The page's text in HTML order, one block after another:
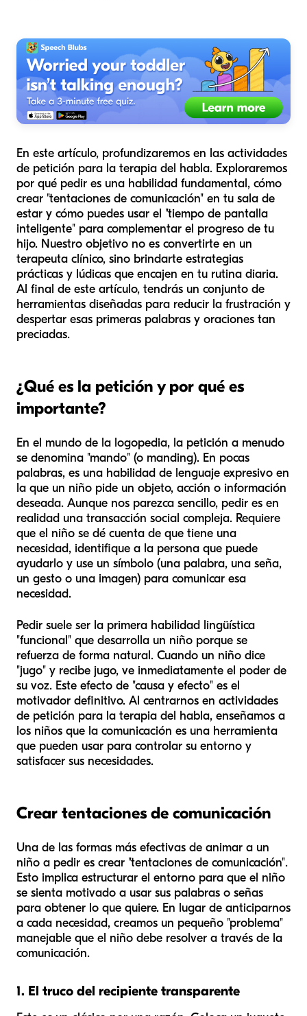
En este artículo, profundizaremos en las actividades
de petición para la terapia del habla. Exploraremos
por qué pedir es una habilidad fundamental, cómo
crear "tentaciones de comunicación" en tu sala de
estar y cómo puedes usar el "tiempo de pantalla
inteligente" para complementar el progreso de tu
hijo. Nuestro objetivo no es convertirte en un
terapeuta clínico, sino brindarte estrategias
prácticas y lúdicas que encajen en tu rutina diaria.
Al final de este artículo, tendrás un conjunto de
herramientas diseñadas para reducir la frustración y
despertar esas primeras palabras y oraciones tan
preciadas.
¿Qué es la petición y por qué es
importante?
En el mundo de la logopedia, la petición a menudo
se denomina "mando" (o manding). En pocas
palabras, es una habilidad de lenguaje expresivo en
la que un niño pide un objeto, acción o información
deseada. Aunque nos parezca sencillo, pedir es en
realidad una transacción social compleja. Requiere
que el niño se dé cuenta de que tiene una
necesidad, identifique a la persona que puede
ayudarlo y use un símbolo (una palabra, una seña,
un gesto o una imagen) para comunicar esa
necesidad.
Pedir suele ser la primera habilidad lingüística
"funcional" que desarrolla un niño porque se
refuerza de forma natural. Cuando un niño dice
"jugo" y recibe jugo, ve inmediatamente el poder de
su voz. Este efecto de "causa y efecto" es el
motivador definitivo. Al centrarnos en actividades
de petición para la terapia del habla, enseñamos a
los niños que la comunicación es una herramienta
que pueden usar para controlar su entorno y
satisfacer sus necesidades.
Crear tentaciones de comunicación
Una de las formas más efectivas de animar a un
niño a pedir es crear "tentaciones de comunicación".
Esto implica estructurar el entorno para que el niño
se sienta motivado a usar sus palabras o señas
para obtener lo que quiere. En lugar de anticiparnos
a cada necesidad, creamos un pequeño "problema"
manejable que el niño debe resolver a través de la
comunicación.
1. El truco del recipiente transparente